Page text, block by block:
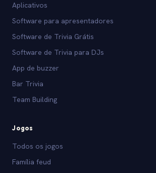
Aplicativos
Software para apresentadores
Software de Trivia Grátis
Software de Trivia para DJs
App de buzzer
Bar Trivia
Team Building
Jogos
Todos os jogos
Família feud